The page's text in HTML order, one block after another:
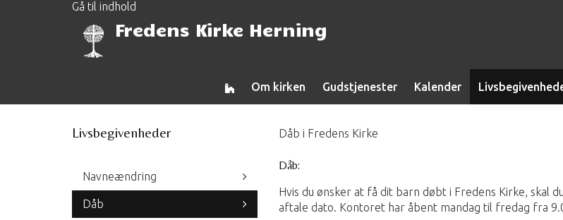
Gå til indhold
Fredens Kirke Herning
Om kirken Gudstjenester Kalender
Livsbegivenheder
Navneændring
Dåb
Dåb i Fredens Kirke
Dåb:
Hvis du ønsker at få dit barn døbt i Fredens Kirke,
aftale dato. Kontoret har åbent mandag til fredag fra